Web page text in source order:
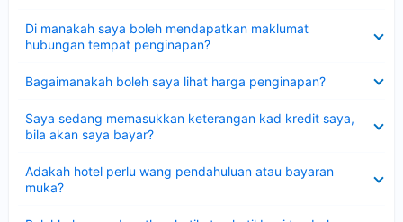
Di manakah saya boleh mendapatkan maklumat
hubungan tempat penginapan?
Bagaimanakah boleh saya lihat harga penginapan?
Saya sedang memasukkan keterangan kad kredit saya,
bila akan saya bayar?
Adakah hotel perlu wang pendahuluan atau bayaran
muka?